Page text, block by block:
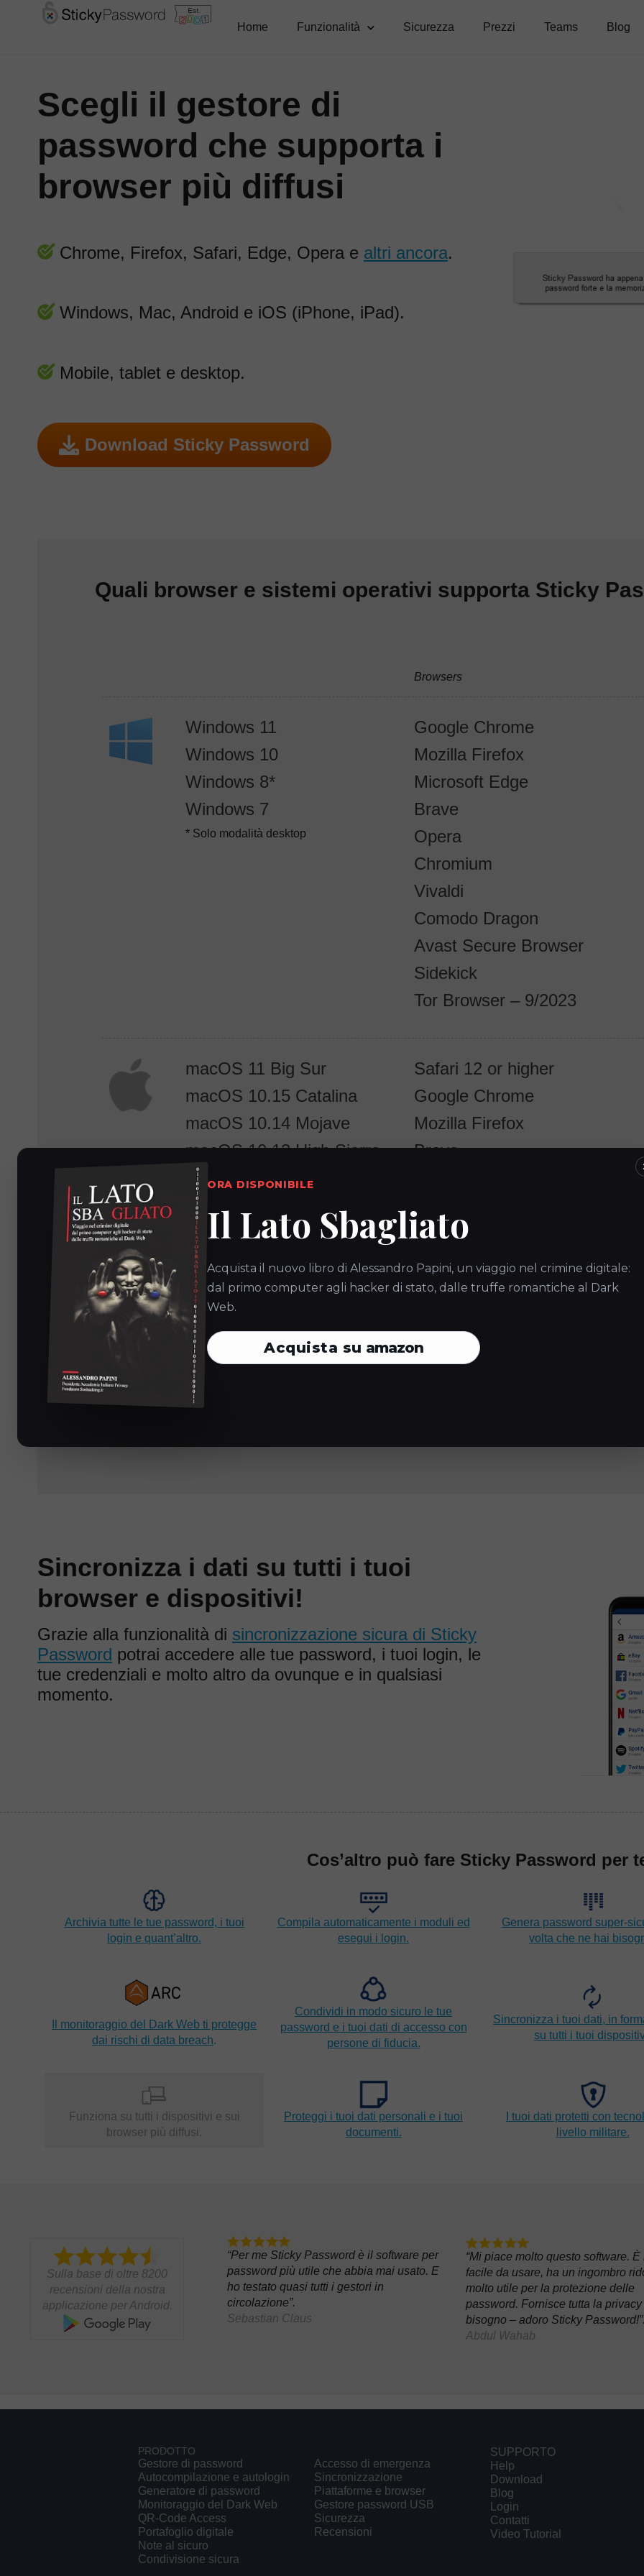
ORA DISPONIBILE
Il Lato Sbagliato
Acquista il nuovo libro di Alessandro Papini, un viaggio nel crimine digitale:
dal primo computer agli hacker di stato, dalle truffe romantiche al Dark
Web.
Acquista su amazon
Home Funzionalità Sicurezza Prezzi Teams Blog
Scegli il gestore di
password che supporta i
browser più diffusi
Chrome, Firefox, Safari, Edge, Opera e altri ancora.
Windows, Mac, Android e iOS (iPhone, iPad).
Mobile, tablet e desktop.
Download Sticky Password
Quali browser e sistemi operativi supporta Sticky
Browsers
Windows 11
Windows 10
Windows 8*
Windows 7
* Solo modalità desktop
Google Chrome
Mozilla Firefox
Microsoft Edge
Brave
Opera
Chromium
Vivaldi
Comodo Dragon
Avast Secure Browser
Sidekick
Tor Browser – 9/2023
macOS 11 Big Sur
macOS 10.15 Catalina
macOS 10.14 Mojave
macOS 10.13 High Sierra
macOS 10.12 Sierra
Safari 12 or higher
Google Chrome
Mozilla Firefox
Brave
Tor Browser – 9/2023
Android 5.0 or higher
Mozilla Firefox
Internal Sticky Browser
iOS 9.x or higher
Sincronizza i dati su tutti i tuoi
browser e dispositivi!
Grazie alla funzionalità di sincronizzazione sicura di Sticky
Password potrai accedere alle tue password, i tuoi login, le
tue credenziali e molto altro da ovunque e in qualsiasi
momento.
Cos’altro può fare Sticky Password per
Archivia tutte le tue password, i tuoi
login e quant’altro.
Compila automaticamente i moduli ed
esegui i login.
Genera password super-
volta che ne hai
Il monitoraggio del Dark Web ti protegge
dai rischi di data breach.
Condividi in modo sicuro le tue
password e i tuoi dati di accesso con
persone di fiducia.
Sincronizza i tuoi dati, in
su tutti i tuoi
Funziona su tutti i dispositivi e sui
browser più diffusi.
Proteggi i tuoi dati personali e i tuoi
documenti.
I tuoi dati protetti con
livello militare.
Sulla base di oltre 8200
recensioni della nostra
applicazione per Android.
“Per me Sticky Password è il software per
password più utile che abbia mai usato. E
ho testato quasi tutti i gestori in
circolazione”.
Sebastian Claus
“Mi piace molto questo software. È
facile da usare, ha un ingombro
molto utile per la protezione delle
password. Fornisce tutta la
bisogno – adoro Sticky
Abdul Wahab
PRODOTTO
Gestore di password
Autocompilazione e autologin
Generatore di password
Monitoraggio del Dark Web
QR-Code Access
Portafoglio digitale
Note al sicuro
Condivisione sicura
Accesso di emergenza
Sincronizzazione
Piattaforme e browser
Gestore password USB
Sicurezza
Recensioni
SUPPORTO
Help
Download
Blog
Login
Contatti
Video Tutorial